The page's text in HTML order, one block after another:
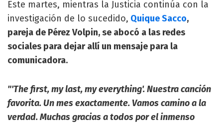
Este martes, mientras la Justicia continúa con la
investigación de lo sucedido, Quique Sacco,
pareja de Pérez Volpin, se abocó a las redes
sociales para dejar allí un mensaje para la
comunicadora.
"'The first, my last, my everything'. Nuestra canción
favorita. Un mes exactamente. Vamos camino a la
verdad. Muchas gracias a todos por el inmenso